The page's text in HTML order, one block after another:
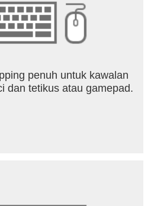
penuh untuk kawalan
dan tetikus atau gamepad.